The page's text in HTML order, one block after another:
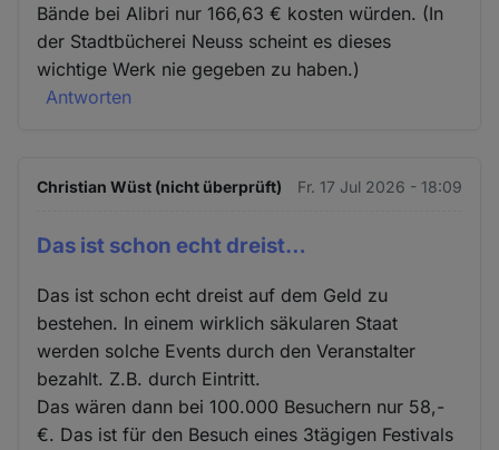
Bände bei Alibri nur 166,63 € kosten würden. (In
der Stadtbücherei Neuss scheint es dieses
wichtige Werk nie gegeben zu haben.)
Antworten
Christian Wüst (nicht überprüft) Fr. 17 Jul 2026 - 18:09
Das ist schon echt dreist…
Das ist schon echt dreist auf dem Geld zu
bestehen. In einem wirklich säkularen Staat
werden solche Events durch den Veranstalter
bezahlt. Z.B. durch Eintritt.
Das wären dann bei 100.000 Besuchern nur 58,-
€. Das ist für den Besuch eines 3tägigen Festivals